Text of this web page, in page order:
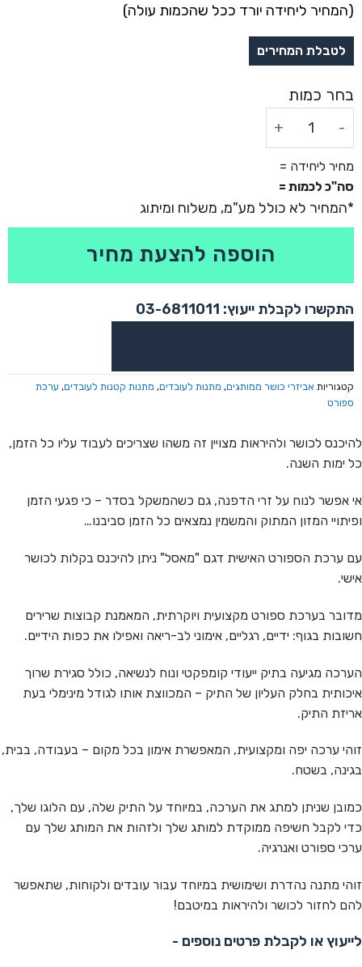
(המחיר ליחידה יורד ככל שהכמות עולה)
סה"כ לכמות =
מחיר ליחידה =
הוספה להצעת מחיר
התקשרו לקבלת ייעוץ: 03-6811011
קטגוריות אביזרי כושר ממותגים, מתנות לעובדים, מתנות קטנות לעובדים, ערכת
ספורט
להיכנס לכושר ולהיראות מצויין זה משהו שצריכים לעבוד עליו כל הזמן,
כל ימות השנה.
אי אפשר לנוח על זרי הדפנה, גם כשהמשקל בסדר – כי פגעי הזמן
ופיתויי המזון המתוק והמשמין נמצאים כל הזמן סביבנו…
עם ערכת הספורט האישית דגם "מאסל" ניתן להיכנס בקלות לכושר
אישי.
מדובר בערכת ספורט מקצועית ויוקרתית, המאמנת קבוצות שרירים
חשובות בגוף: ידיים, רגליים, אימוני לב-ריאה ואפילו את כפות הידיים.
הערכה מגיעה בתיק ייעודי קומפקטי ונוח לנשיאה, כולל סגירת שרוך
איכותית בחלק העליון של התיק – המכווצת אותו לגודל מינימלי בעת
אריזת התיק.
זוהי ערכה יפה ומקצועית, המאפשרת אימון בכל מקום – בעבודה, בבית,
בגינה, בשטח.
כמובן שניתן למתג את הערכה, במיוחד על התיק שלה, עם הלוגו שלך,
כדי לקבל חשיפה ממוקדת למותג שלך ולזהות את המותג שלך עם
ערכי ספורט ואנרגיה.
זוהי מתנה נהדרת ושימושית במיוחד עבור עובדים ולקוחות, שתאפשר
להם לחזור לכושר ולהיראות במיטבם!
לייעוץ או לקבלת פרטים נוספים -